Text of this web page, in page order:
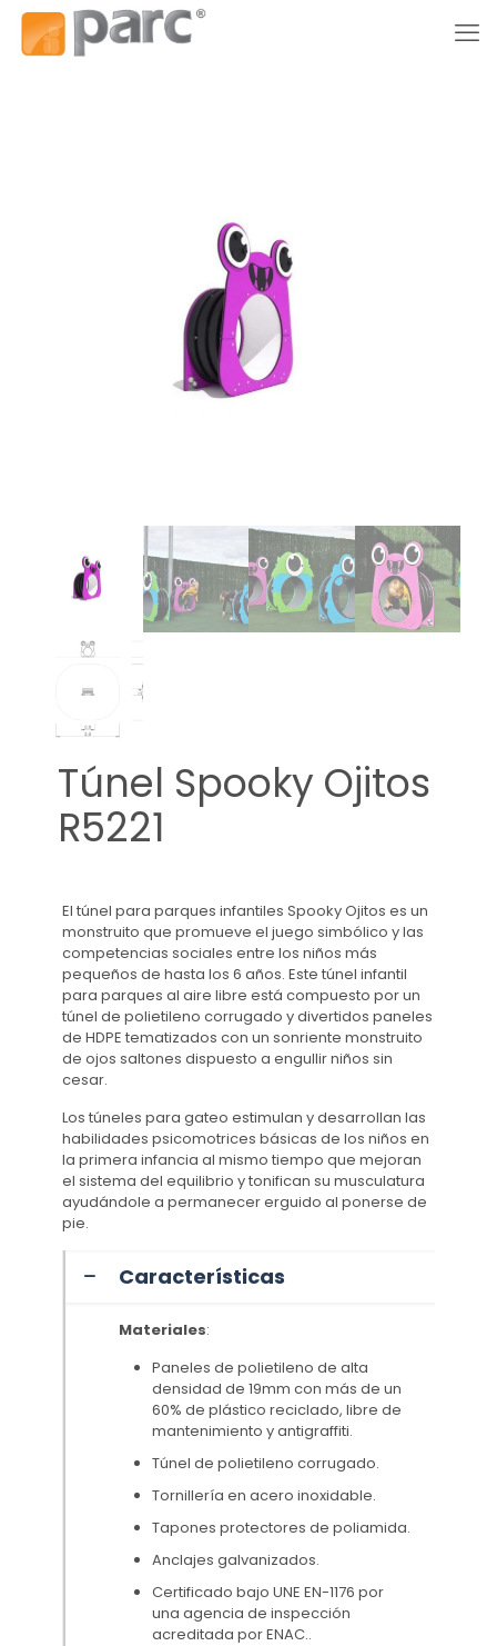
Túnel Spooky Ojitos
R5221
El túnel para parques infantiles Spooky Ojitos es un
monstruito que promueve el juego simbólico y las
competencias sociales entre los niños más
pequeños de hasta los 6 años. Este túnel infantil
para parques al aire libre está compuesto por un
túnel de polietileno corrugado y divertidos paneles
de HDPE tematizados con un sonriente monstruito
de ojos saltones dispuesto a engullir niños sin
cesar.
Los túneles para gateo estimulan y desarrollan las
habilidades psicomotrices básicas de los niños en
la primera infancia al mismo tiempo que mejoran
el sistema del equilibrio y tonifican su musculatura
ayudándole a permanecer erguido al ponerse de
pie.
Características
Materiales:
Paneles de polietileno de alta
densidad de 19mm con más de un
60% de plástico reciclado, libre de
mantenimiento y antigraffiti.
Túnel de polietileno corrugado.
Tornillería en acero inoxidable.
Tapones protectores de poliamida.
Anclajes galvanizados.
Certificado bajo UNE EN-1176 por
una agencia de inspección
acreditada por ENAC..